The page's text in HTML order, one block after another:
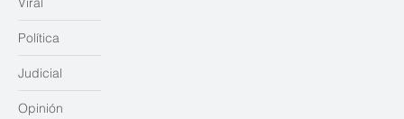
Judicial
Opinión
Política